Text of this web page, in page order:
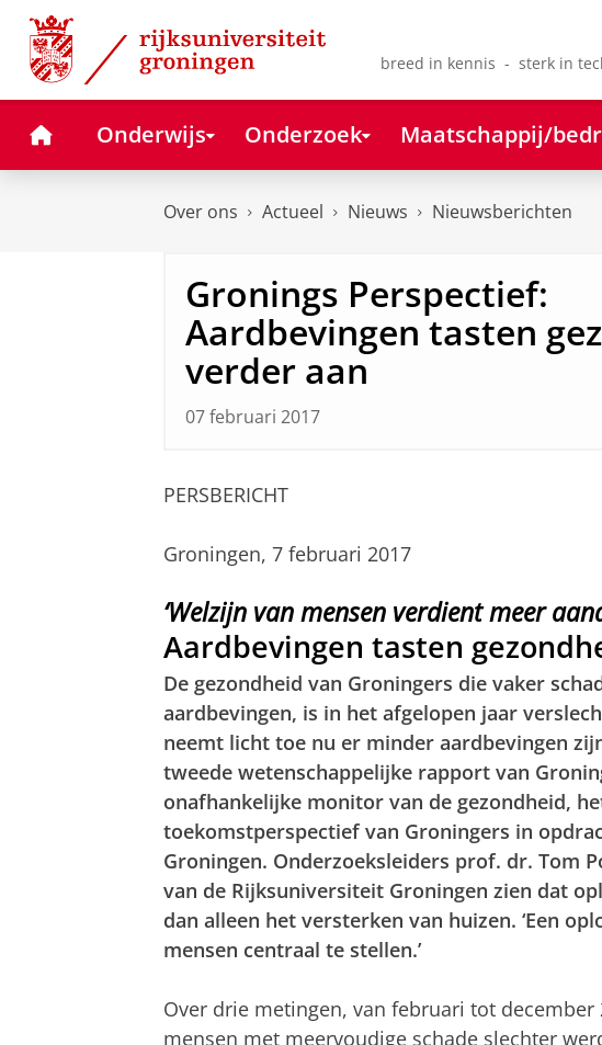
Skip
Content
Skip
Navigation
breed in kennis - sterk in
HomeOnderwijs Onderzoek Maatschappij/
Over ons Actueel Nieuws Nieuwsberichten
Gronings Perspectief:
Aardbevingen tasten
verder aan
07 februari 2017
PERSBERICHT
Groningen, 7 februari 2017
‘Welzijn van mensen verdient meer
Aardbevingen tasten
De gezondheid van Groningers die vaker
aardbevingen, is in het afgelopen jaar
neemt licht toe nu er minder aardbevingen
tweede wetenschappelijke rapport van
onafhankelijke monitor van de gezondheid,
toekomstperspectief van Groningers in
Groningen. Onderzoeksleiders prof. dr. Tom
van de Rijksuniversiteit Groningen zien dat
dan alleen het versterken van huizen. ‘Een
mensen centraal te stellen.’
Over drie metingen, van februari tot
mensen met meervoudige schade slechter